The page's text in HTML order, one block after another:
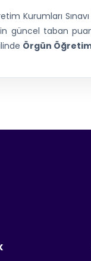
Kurumları
güncel taban
Örgün